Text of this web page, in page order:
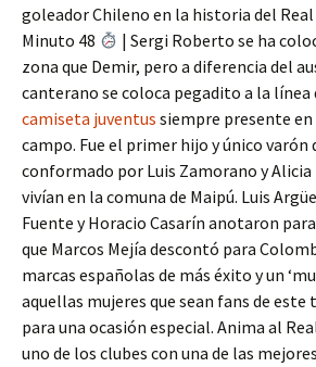
goleador Chileno en la historia del Real
Minuto 48
| Sergi Roberto se ha
zona que Demir, pero a diferencia del
canterano se coloca pegadito a la línea
camiseta juventus siempre presente
campo. Fue el primer hijo y único
conformado por Luis Zamorano y Alicia
vivían en la comuna de Maipú. Luis
Fuente y Horacio Casarín anotaron
que Marcos Mejía descontó para
marcas españolas de más éxito y un
aquellas mujeres que sean fans de
para una ocasión especial. Anima al
uno de los clubes con una de las